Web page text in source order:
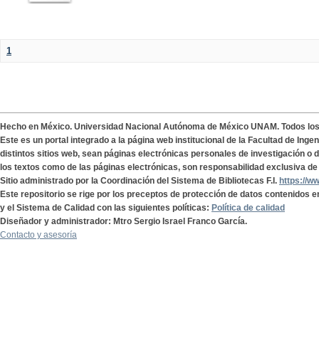
1
Hecho en México. Universidad Nacional Autónoma de México UNAM. Todos
Este es un portal integrado a la página web institucional de la Facultad de
distintos sitios web, sean páginas electrónicas personales de investigación o
los textos como de las páginas electrónicas, son responsabilidad exclusiva
Sitio administrado por la Coordinación del Sistema de Bibliotecas F.I. https://
Este repositorio se rige por los preceptos de protección de datos contenidos
y el Sistema de Calidad con las siguientes políticas: Política de calidad
Diseñador y administrador: Mtro Sergio Israel Franco García.
Contacto y asesoría